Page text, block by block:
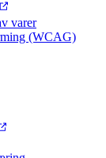
varer
(WCAG)